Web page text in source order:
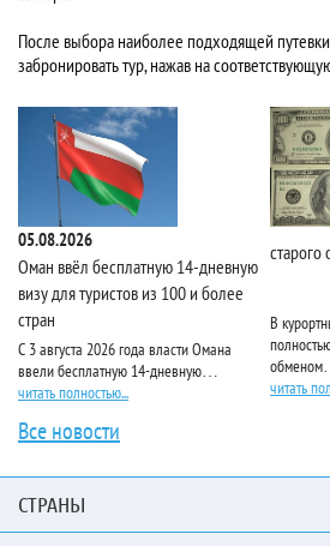
После выбора наиболее подходящей
забронировать тур, нажав на
05.08.2026
Оман ввёл бесплатную 14-дневную
визу для туристов из 100 и более
стран
С 3 августа 2026 года власти Омана
ввели бесплатную 14-дневную…
читать полностью...
старого
В
читать
Все новости
СТРАНЫ